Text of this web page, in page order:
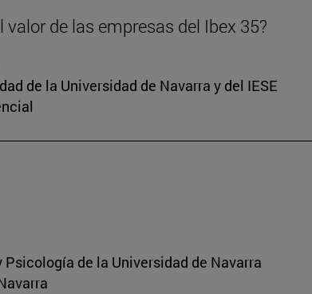
valor de las empresas del Ibex 35?
de la Universidad de Navarra y del IESE
de la Universidad de Navarra